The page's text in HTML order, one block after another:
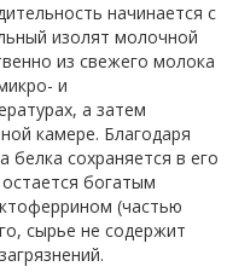
начинается с
изолят молочной
из свежего молока
и
а затем
камере. Благодаря
белка сохраняется в его
богатым
(частью
сырье не содержит